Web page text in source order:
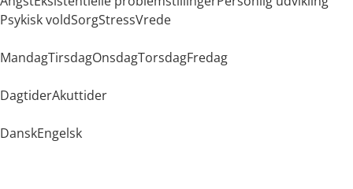
Psykisk voldSorgStressVrede
MandagTirsdagOnsdagTorsdagFredag
DagtiderAkuttider
DanskEngelsk